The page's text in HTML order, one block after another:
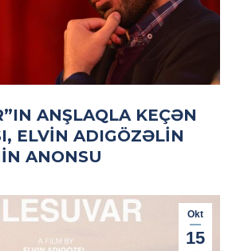
ANŞLAQLA KEÇƏN
ELVIN ADIGÖZƏLIN
ANONSU
Okt
15